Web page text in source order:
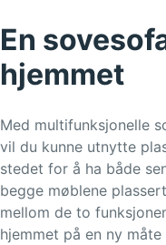
En
hjemmet
Med multifunksjonelle
vil du kunne utnytte
stedet for å ha både
begge møblene
mellom de to
hjemmet på en ny